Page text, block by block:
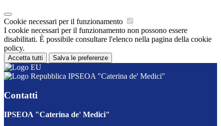
Cookie necessari per il funzionamento
I cookie necessari per il funzionamento non possono essere
disabilitati. È possibile consultare l'elenco nella pagina della cookie
policy.
Accetta tutti Salva le preferenze
IPSEOA "Caterina de' Medici"
Contatti
IPSEOA "Caterina de' Medici"